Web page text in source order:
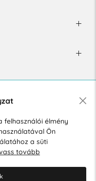
célú kezeléséhez.
szabályzat.
felhasználói élmény
Ön
a süti
tovább